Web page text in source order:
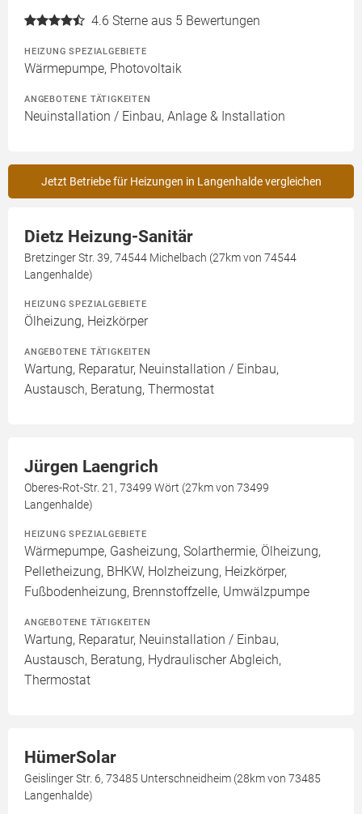
4.6 Sterne aus 5 Bewertungen
HEIZUNG SPEZIALGEBIETE
Wärmepumpe, Photovoltaik
ANGEBOTENE TÄTIGKEITEN
Neuinstallation / Einbau, Anlage & Installation
Jetzt Betriebe für Heizungen in Langenhalde vergleichen
Dietz Heizung-Sanitär
Bretzinger Str. 39, 74544 Michelbach (27km von 74544
Langenhalde)
HEIZUNG SPEZIALGEBIETE
Ölheizung, Heizkörper
ANGEBOTENE TÄTIGKEITEN
Wartung, Reparatur, Neuinstallation / Einbau,
Austausch, Beratung, Thermostat
Jürgen Laengrich
Oberes-Rot-Str. 21, 73499 Wört (27km von 73499
Langenhalde)
HEIZUNG SPEZIALGEBIETE
Wärmepumpe, Gasheizung, Solarthermie, Ölheizung,
Pelletheizung, BHKW, Holzheizung, Heizkörper,
Fußbodenheizung, Brennstoffzelle, Umwälzpumpe
ANGEBOTENE TÄTIGKEITEN
Wartung, Reparatur, Neuinstallation / Einbau,
Austausch, Beratung, Hydraulischer Abgleich,
Thermostat
HümerSolar
Geislinger Str. 6, 73485 Unterschneidheim (28km von 73485
Langenhalde)